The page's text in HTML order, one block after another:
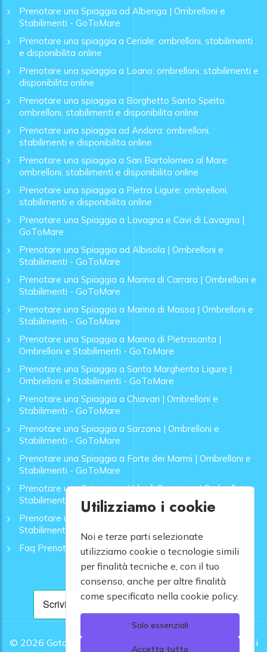
Prenotare una Spiaggia ad Albenga | Ombrelloni e
Stabilimenti - GoToMare
Prenotare una spiaggia a Ceriale: ombrelloni, stabilimenti
e disponibilita online
Prenotare una spiaggia a Loano: ombrelloni, stabilimenti e
disponibilita online
Prenotare una spiaggia a Borghetto Santo Spirito:
ombrelloni, stabilimenti e disponibilita online
Prenotare una spiaggia ad Andora: ombrelloni,
stabilimenti e disponibilita online
Prenotare una spiaggia a San Bartolomeo al Mare:
ombrelloni, stabilimenti e disponibilita online
Prenotare una spiaggia a Pietra Ligure: ombrelloni,
stabilimenti e disponibilita online
Prenotare una Spiaggia a Lavagna e Cavi di Lavagna |
GoToMare
Prenotare una Spiaggia ad Albisola | Ombrelloni e
Stabilimenti - GoToMare
Prenotare una Spiaggia a Marina di Carrara | Ombrelloni e
Stabilimenti - GoToMare
Prenotare una Spiaggia a Marina di Massa | Ombrelloni e
Stabilimenti - GoToMare
Prenotare una Spiaggia a Marina di Pietrasanta |
Ombrelloni e Stabilimenti - GoToMare
Prenotare una Spiaggia a Santa Margherita Ligure |
Ombrelloni e Stabilimenti - GoToMare
Prenotare una Spiaggia a Chiavari | Ombrelloni e
Stabilimenti - GoToMare
Prenotare una Spiaggia a Sarzana | Ombrelloni e
Stabilimenti - GoToMare
Prenotare una Spiaggia a Forte dei Marmi | Ombrelloni e
Stabilimenti - GoToMare
Prenotare una Spiaggia a Lido di Camaiore | Ombrelloni e
Stabilimenti - GoToMare
Prenotare una Spiaggia a Rapallo | Ombrelloni e
Stabilimenti - GoToMare
Faq Prenotazione Spiagge
© 2026 Gotomare srl - Partita IVA 12948810960 .
Tutti i
Utilizziamo i cookie
Noi e terze parti selezionate
utilizziamo cookie o tecnologie simili
per finalità tecniche e, con il tuo
consenso, anche per altre finalità
come specificato nella cookie policy.
Solo essenziali
Accetta tutto